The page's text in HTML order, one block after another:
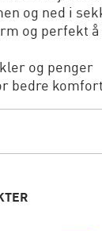
og ned i
og perfekt
og penger
bedre komfort